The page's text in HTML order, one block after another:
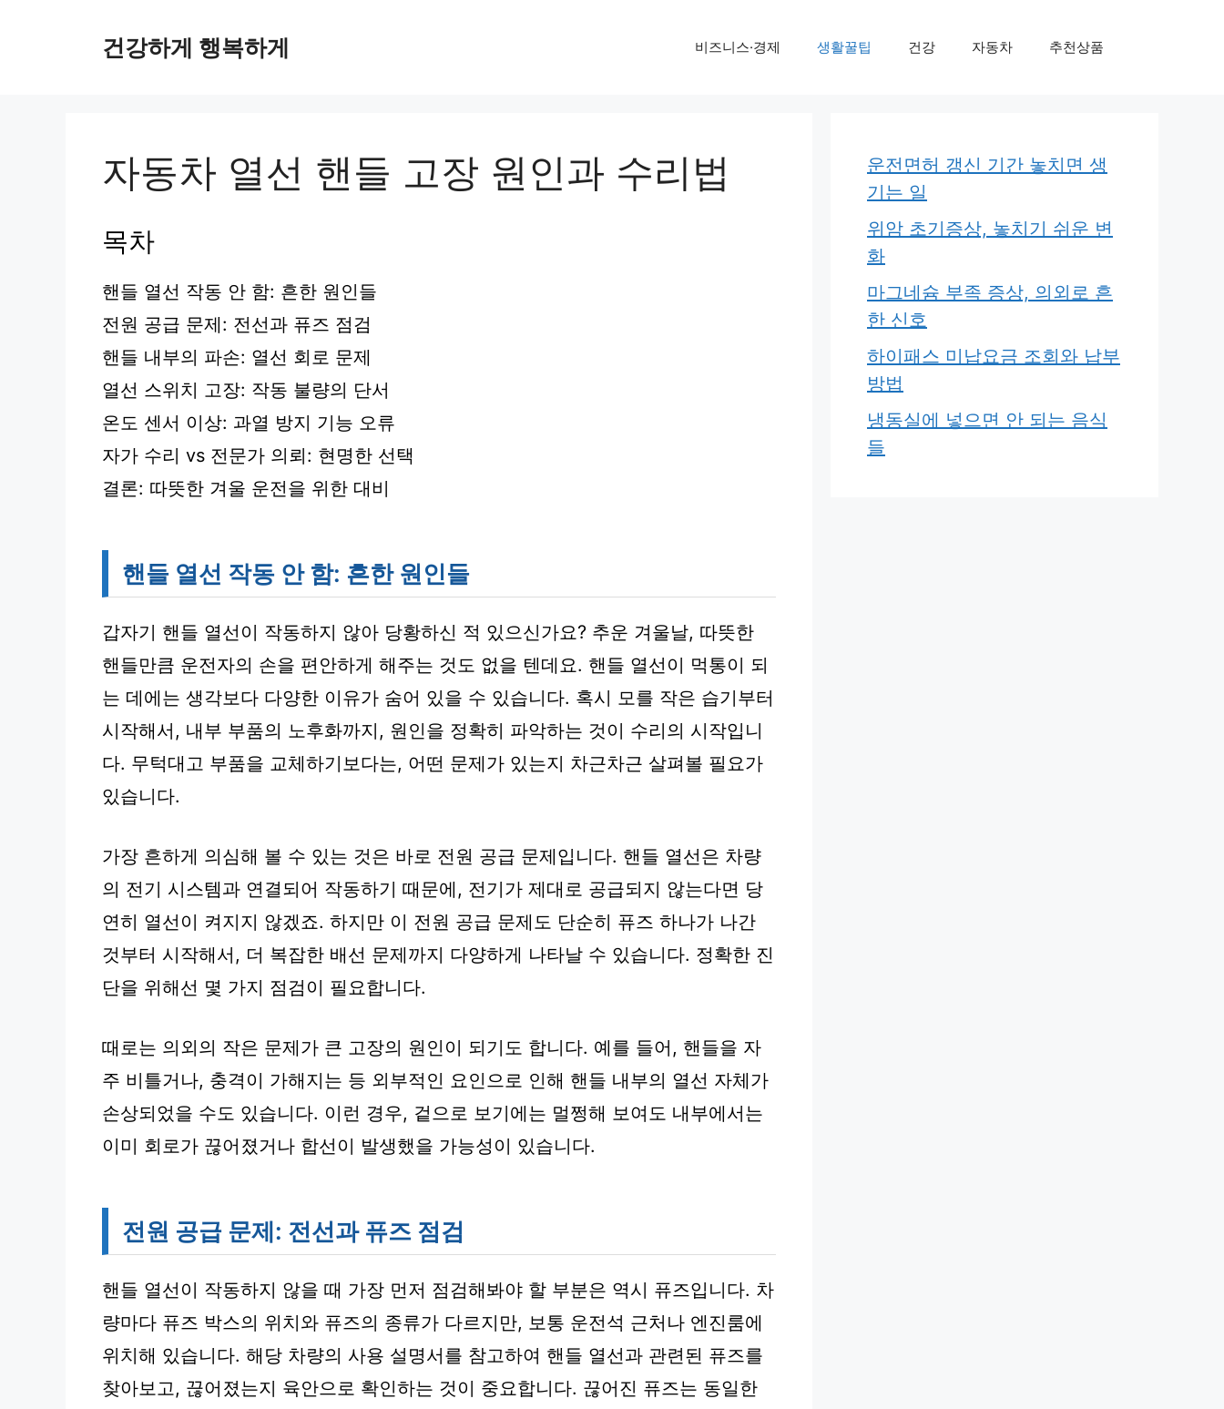
건강하게 행복하게 비즈니스·경제 생활꿀팁 건강 자동차 추천상품
자동차 열선 핸들 고장 원인과 수리법
목차
핸들 열선 작동 안 함: 흔한 원인들
전원 공급 문제: 전선과 퓨즈 점검
핸들 내부의 파손: 열선 회로 문제
열선 스위치 고장: 작동 불량의 단서
온도 센서 이상: 과열 방지 기능 오류
자가 수리 vs 전문가 의뢰: 현명한 선택
결론: 따뜻한 겨울 운전을 위한 대비
핸들 열선 작동 안 함: 흔한 원인들
갑자기 핸들 열선이 작동하지 않아 당황하신 적 있으신가요? 추운 겨울날, 따뜻한
핸들만큼 운전자의 손을 편안하게 해주는 것도 없을 텐데요. 핸들 열선이 먹통이 되
는 데에는 생각보다 다양한 이유가 숨어 있을 수 있습니다. 혹시 모를 작은 습기부터
시작해서, 내부 부품의 노후화까지, 원인을 정확히 파악하는 것이 수리의 시작입니
다. 무턱대고 부품을 교체하기보다는, 어떤 문제가 있는지 차근차근 살펴볼 필요가
있습니다.
가장 흔하게 의심해 볼 수 있는 것은 바로 전원 공급 문제입니다. 핸들 열선은 차량
의 전기 시스템과 연결되어 작동하기 때문에, 전기가 제대로 공급되지 않는다면 당
연히 열선이 켜지지 않겠죠. 하지만 이 전원 공급 문제도 단순히 퓨즈 하나가 나간
것부터 시작해서, 더 복잡한 배선 문제까지 다양하게 나타날 수 있습니다. 정확한 진
단을 위해선 몇 가지 점검이 필요합니다.
때로는 의외의 작은 문제가 큰 고장의 원인이 되기도 합니다. 예를 들어, 핸들을 자
주 비틀거나, 충격이 가해지는 등 외부적인 요인으로 인해 핸들 내부의 열선 자체가
손상되었을 수도 있습니다. 이런 경우, 겉으로 보기에는 멀쩡해 보여도 내부에서는
이미 회로가 끊어졌거나 합선이 발생했을 가능성이 있습니다.
전원 공급 문제: 전선과 퓨즈 점검
핸들 열선이 작동하지 않을 때 가장 먼저 점검해봐야 할 부분은 역시 퓨즈입니다. 차
량마다 퓨즈 박스의 위치와 퓨즈의 종류가 다르지만, 보통 운전석 근처나 엔진룸에
위치해 있습니다. 해당 차량의 사용 설명서를 참고하여 핸들 열선과 관련된 퓨즈를
찾아보고, 끊어졌는지 육안으로 확인하는 것이 중요합니다. 끊어진 퓨즈는 동일한
운전면허 갱신 기간 놓치면 생
기는 일
위암 초기증상, 놓치기 쉬운 변
화
마그네슘 부족 증상, 의외로 흔
한 신호
하이패스 미납요금 조회와 납부
방법
냉동실에 넣으면 안 되는 음식
들